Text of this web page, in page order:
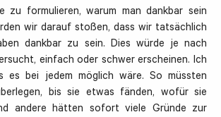
zu formulieren, warum man dankbar sein
wir darauf stoßen, dass wir tatsächlich
dankbar zu sein. Dies würde je nach
einfach oder schwer erscheinen. Ich
es bei jedem möglich wäre. So müssten
bis sie etwas fänden, wofür sie
andere hätten sofort viele Gründe zur